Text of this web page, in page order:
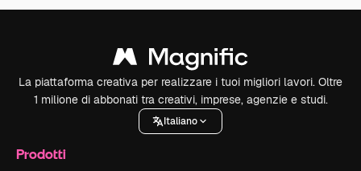
La piattaforma creativa per realizzare i tuoi migliori lavori. Oltre
1 milione di abbonati tra creativi, imprese, agenzie e studi.
Italiano
Prodotti